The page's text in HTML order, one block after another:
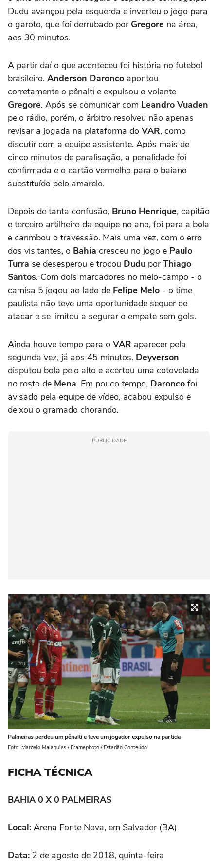
Dudu avançou pela esquerda e inverteu o jogo para
o garoto, que foi derrubado por Gregore na área,
aos 30 minutos.
A partir daí o que aconteceu foi história no futebol
brasileiro. Anderson Daronco apontou
corretamente o pênalti e expulsou o volante
Gregore. Após se comunicar com Leandro Vuaden
pelo rádio, porém, o árbitro resolveu não apenas
revisar a jogada na plataforma do VAR, como
discutir com a equipe assistente. Após mais de
cinco minutos de paralisação, a penalidade foi
confirmada e o cartão vermelho para o baiano
substituído pelo amarelo.
Depois de tanta confusão, Bruno Henrique, capitão
e terceiro artilheiro da equipe no ano, foi para a bola
e carimbou o travessão. Mais uma vez, com o erro
dos visitantes, o Bahia cresceu no jogo e Paulo
Turra se desesperou e trocou Dudu porThiago
Santos. Com dois marcadores no meio-campo - o
camisa 5 jogou ao lado de Felipe Melo - o time
paulista não teve uma oportunidade sequer de
atacar e se limitou a segurar o empate sem gols.
Ainda houve tempo para o VAR aparecer pela
segunda vez, já aos 45 minutos. Deyverson
disputou bola pelo alto e acertou uma cotovelada
no rosto de Mena. Em pouco tempo, Daronco foi
avisado pela equipe de vídeo, acabou expulso e
deixou o gramado chorando.
PUBLICIDADE
Palmeiras perdeu um pênalti e teve um jogador expulso na partida
Foto: Marcelo Malaquias / Framephoto / Estadão Conteúdo
FICHA TÉCNICA
BAHIA 0 X 0 PALMEIRAS
Local: Arena Fonte Nova, em Salvador (BA)
Data: 2 de agosto de 2018, quinta-feira